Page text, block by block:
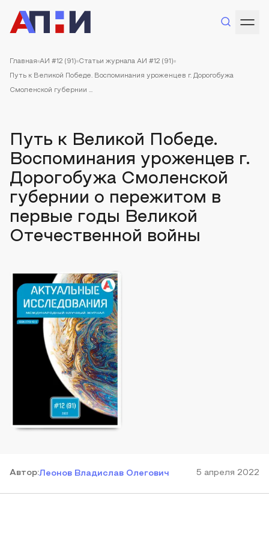
Главная АИ #12 (91) Статьи журнала АИ #12 (91)
Путь к Великой Победе. Воспоминания уроженцев г. Дорогобужа
Смоленской губернии ...
Путь к Великой Победе.
Воспоминания уроженцев г.
Дорогобужа Смоленской
губернии о пережитом в
первые годы Великой
Отечественной войны
Автор:Леонов Владислав Олегович 5 апреля 2022